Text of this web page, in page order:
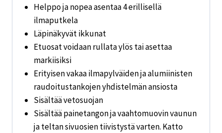
Helppo ja nopea asentaa 4 erillisellä
ilmaputkela
Läpinäkyvät ikkunat
Etuosat voidaan rullata ylös tai asettaa
markiisiksi
Erityisen vakaa ilmapylväiden ja alumiinisten
raudoitustankojen yhdistelmän ansiosta
Sisältää vetosuojan
Sisältää painetangon ja vaahtomuovin vaunun
ja teltan sivuosien tiivistystä varten. Katto